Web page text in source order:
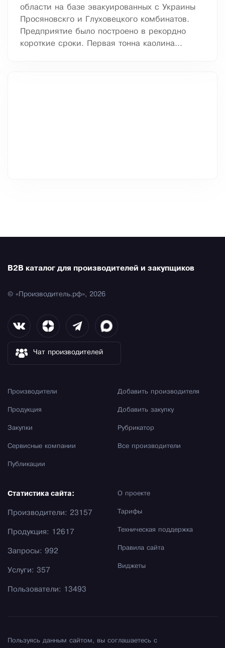
области на базе эвакуированных с Украины
Просяновскго и Глуховецкого комбинатов.
Предприятие было построено в рекордно
короткие сроки. Первая тонна каолина...
B2B каталог для производителей и закупщиков
© «Производитель.рф», 2026
Чат производителей
Производители
Продукция
Закупки
Сервисные компании
Публикации
Добавить производителя
Добавить закупку
Рубрикатор
Все производители
О проекте
Тарифы
Техническая поддержка
Правила сайта
Виджеты
Статистика сайта:
Производители: 23157
Продукция: 12617
Запросы: 992
Услуги: 357
Пользователи: 13493
Пользуясь данным сайтом, вы соглашаетесь с